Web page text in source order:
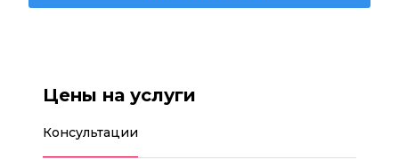
Цены на услуги
Консультации